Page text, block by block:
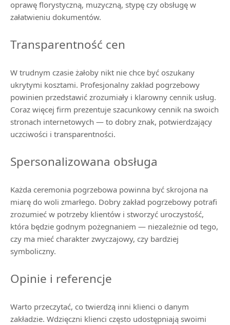
oprawę florystyczną, muzyczną, stypę czy obsługę w
załatwieniu dokumentów.
Transparentność cen
W trudnym czasie żałoby nikt nie chce być oszukany
ukrytymi kosztami. Profesjonalny zakład pogrzebowy
powinien przedstawić zrozumiały i klarowny cennik usług.
Coraz więcej firm prezentuje szacunkowy cennik na swoich
stronach internetowych — to dobry znak, potwierdzający
uczciwości i transparentności.
Spersonalizowana obsługa
Każda ceremonia pogrzebowa powinna być skrojona na
miarę do woli zmarłego. Dobry zakład pogrzebowy potrafi
zrozumieć w potrzeby klientów i stworzyć uroczystość,
która będzie godnym pożegnaniem — niezależnie od tego,
czy ma mieć charakter zwyczajowy, czy bardziej
symboliczny.
Opinie i referencje
Warto przeczytać, co twierdzą inni klienci o danym
zakładzie. Wdzięczni klienci często udostępniają swoimi